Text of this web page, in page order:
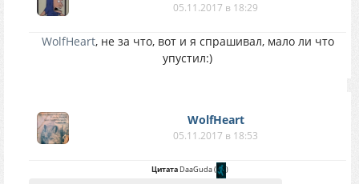
05.11.2017 в 18:29
WolfHeart, не за что, вот и я спрашивал, мало ли что
упустил:)
WolfHeart
05.11.2017 в 18:53
ЦитатаDaaGuda( )